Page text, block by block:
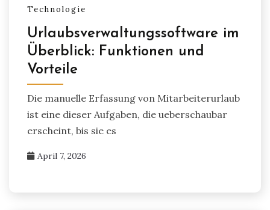
Technologie
Urlaubsverwaltungssoftware im
Überblick: Funktionen und
Vorteile
Die manuelle Erfassung von Mitarbeiterurlaub
ist eine dieser Aufgaben, die ueberschaubar
erscheint, bis sie es
April 7, 2026